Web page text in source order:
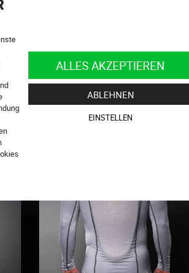
ALLES AKZEPTIEREN
ABLEHNEN
EINSTELLEN